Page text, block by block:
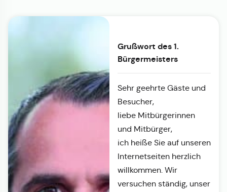
Grußwort des 1.
Bürgermeisters
Sehr geehrte Gäste und
Besucher,
liebe Mitbürgerinnen
und Mitbürger,
ich heiße Sie auf unseren
Internetseiten herzlich
willkommen. Wir
versuchen ständig, unser